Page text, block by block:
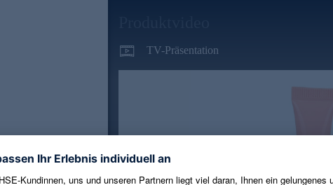
TV-Präsentation